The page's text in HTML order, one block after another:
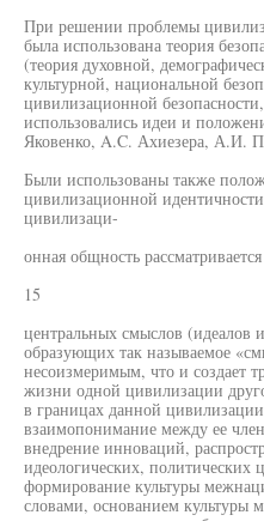
При решении проблемы
была использована теория
(теория духовной,
культурной, национальной
цивилизационной
использовались идеи и
Яковенко, A.C. Ахиезера, А.И.
Были использованы также
цивилизационной
цивилизаци-
онная общность
15
центральных смыслов (идеалов
образующих так называемое
несоизмеримым, что и создает
жизни одной цивилизации
в границах данной
взаимопонимание между ее
внедрение инноваций,
идеологических, политических
формирование культуры
словами, основанием культуры